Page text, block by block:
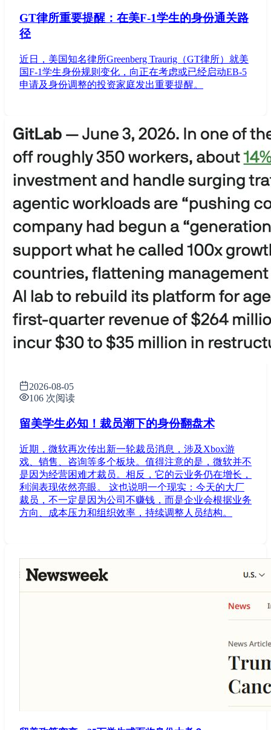
GT律所重要提醒：在美F-1学生的身份通关路
径
近日，美国知名律所Greenberg Traurig（GT律所）就美
国F-1学生身份规则变化，向正在考虑或已经启动EB-5
申请及身份调整的投资家庭发出重要提醒。
2026-08-05
106 次阅读
留美学生必知！裁员潮下的身份翻盘术
近期，微软再次传出新一轮裁员消息，涉及Xbox游
戏、销售、咨询等多个板块。值得注意的是，微软并不
是因为经营困难才裁员。相反，它的云业务仍在增长，
利润表现依然亮眼。 这也说明一个现实：今天的大厂
裁员，不一定是因为公司不赚钱，而是企业会根据业务
方向、成本压力和组织效率，持续调整人员结构。